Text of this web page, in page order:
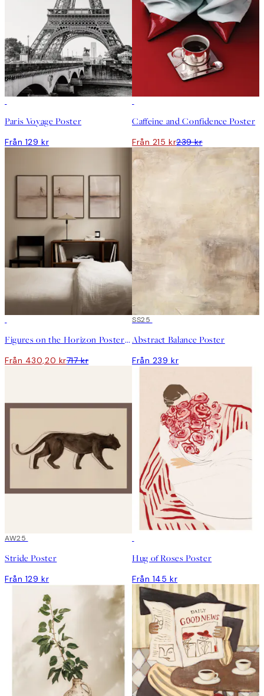
Paris Voyage Poster
Från 129 kr
Caffeine and Confidence Poster
Från 215 kr239 kr
Figures on the Horizon Posterpaket
Från 430,20 kr717 kr
SS25
Abstract Balance Poster
Från 239 kr
AW25
Stride Poster
Från 129 kr
Hug of Roses Poster
Från 145 kr